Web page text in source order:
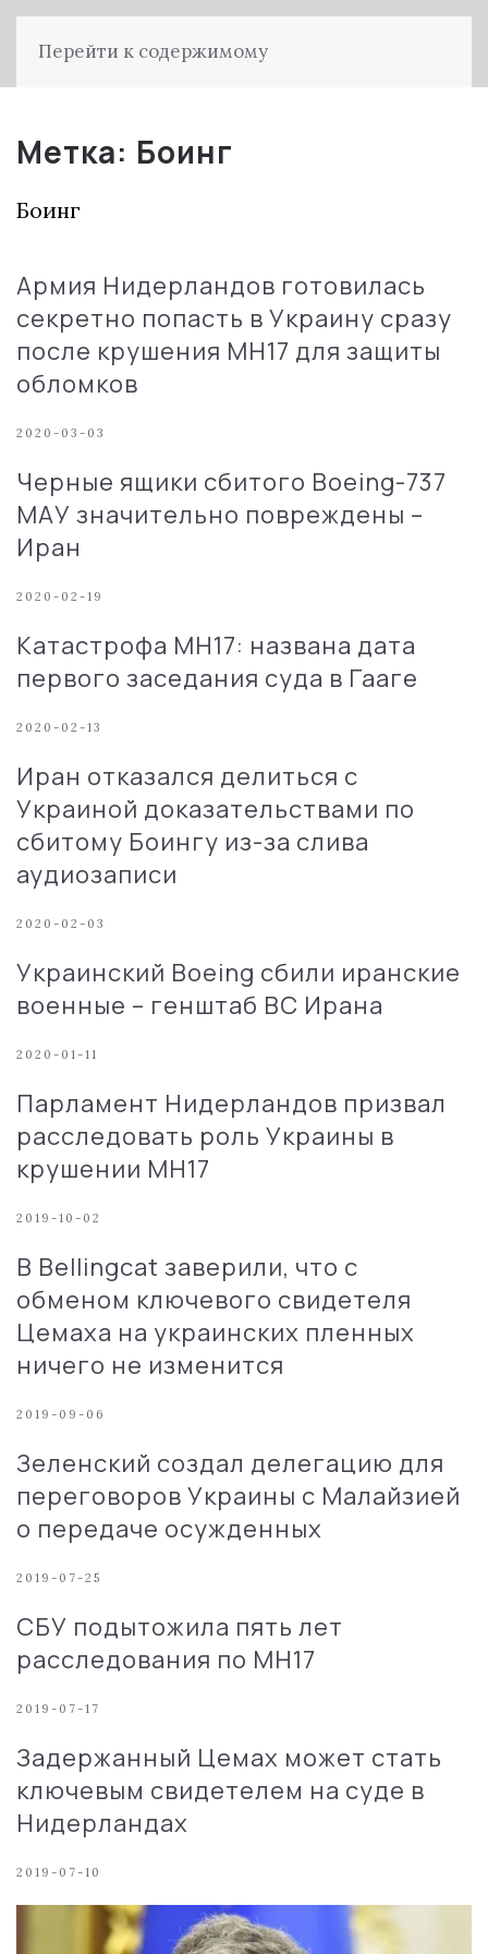
Перейти к содержимому
Метка: Боинг
Боинг
Армия Нидерландов готовилась
секретно попасть в Украину сразу
после крушения MH17 для защиты
обломков
2020-03-03
Черные ящики сбитого Boeing-737
МАУ значительно повреждены –
Иран
2020-02-19
Катастрофа МН17: названа дата
первого заседания суда в Гааге
2020-02-13
Иран отказался делиться с
Украиной доказательствами по
сбитому Боингу из-за слива
аудиозаписи
2020-02-03
Украинский Boeing сбили иранские
военные – генштаб ВС Ирана
2020-01-11
Парламент Нидерландов призвал
расследовать роль Украины в
крушении MH17
2019-10-02
В Bellingcat заверили, что с
обменом ключевого свидетеля
Цемаха на украинских пленных
ничего не изменится
2019-09-06
Зеленский создал делегацию для
переговоров Украины с Малайзией
о передаче осужденных
2019-07-25
СБУ подытожила пять лет
расследования по МН17
2019-07-17
Задержанный Цемах может стать
ключевым свидетелем на суде в
Нидерландах
2019-07-10